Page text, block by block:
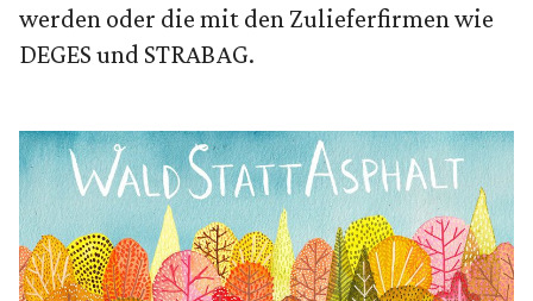
werden oder die mit den Zulieferfirmen wie
DEGES und STRABAG.